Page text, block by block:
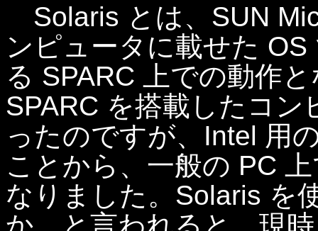
Solaris とは、SUN
ンピュータに載せた
る SPARC 上での動作
SPARC を搭載したコ
ったのですが、Intel 用
ことから、一般の PC
なりました。Solaris を
か、と言われると、現